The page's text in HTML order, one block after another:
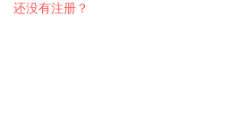
还没有注册？